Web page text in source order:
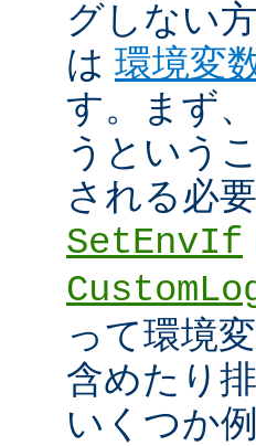
グしない
は 環境変
す。まず
うという
される必
SetEnvIf
って環境
含めたり
いくつか